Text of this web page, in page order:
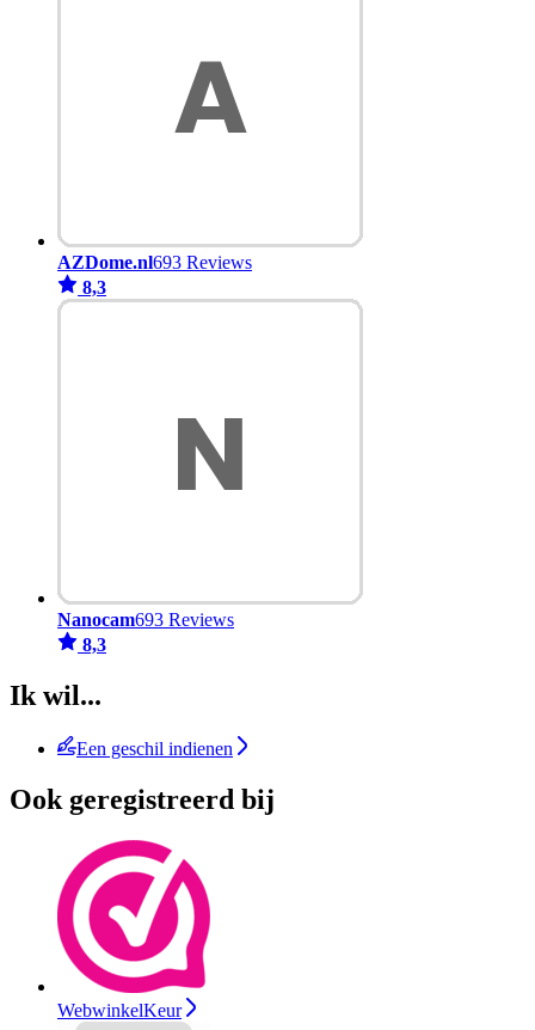
AZDome.nl693 Reviews
8,3
Nanocam693 Reviews
8,3
Ik wil...
Een geschil indienen
Ook geregistreerd bij
WebwinkelKeur